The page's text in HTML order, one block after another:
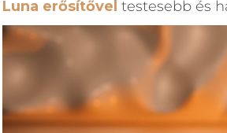
Luna erősítővel testesebb és